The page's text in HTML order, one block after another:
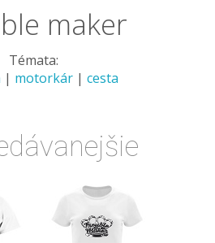
maker
Témata:
| motorkár | cesta